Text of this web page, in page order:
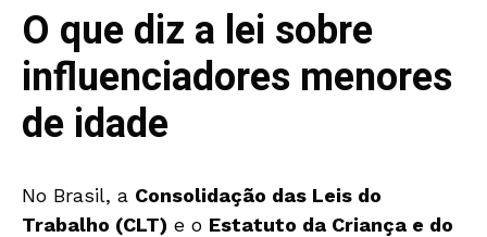
O que diz a lei sobre
influenciadores menores
de idade
No Brasil, a Consolidação das Leis do
Trabalho (CLT) e o Estatuto da Criança e do